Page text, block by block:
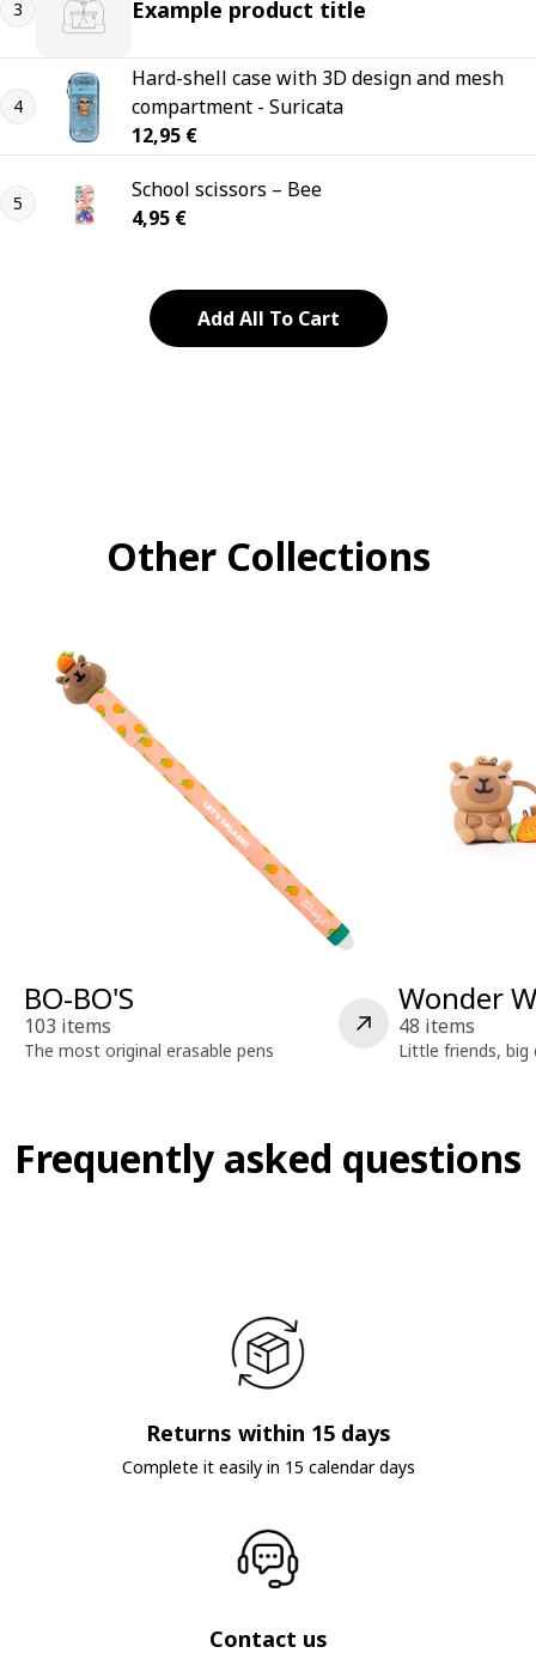
3 Example product title
4
Hard-shell case with 3D design and mesh
compartment - Suricata
Regular price
12,95 €
5
School scissors – Bee
Regular price
4,95 €
Add All To Cart
Other Collections
BO-BO'S
103 items
The most original erasable pens
Wonder
48 items
Little friends, big
Frequently asked questions
Returns within 15 days
Complete it easily in 15 calendar days
Contact us